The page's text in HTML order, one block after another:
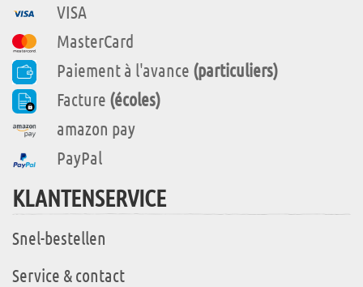
VISA
MasterCard
Paiement à l'avance (particuliers)
Facture (écoles)
amazon pay
PayPal
KLANTENSERVICE
Snel-bestellen
Service & contact